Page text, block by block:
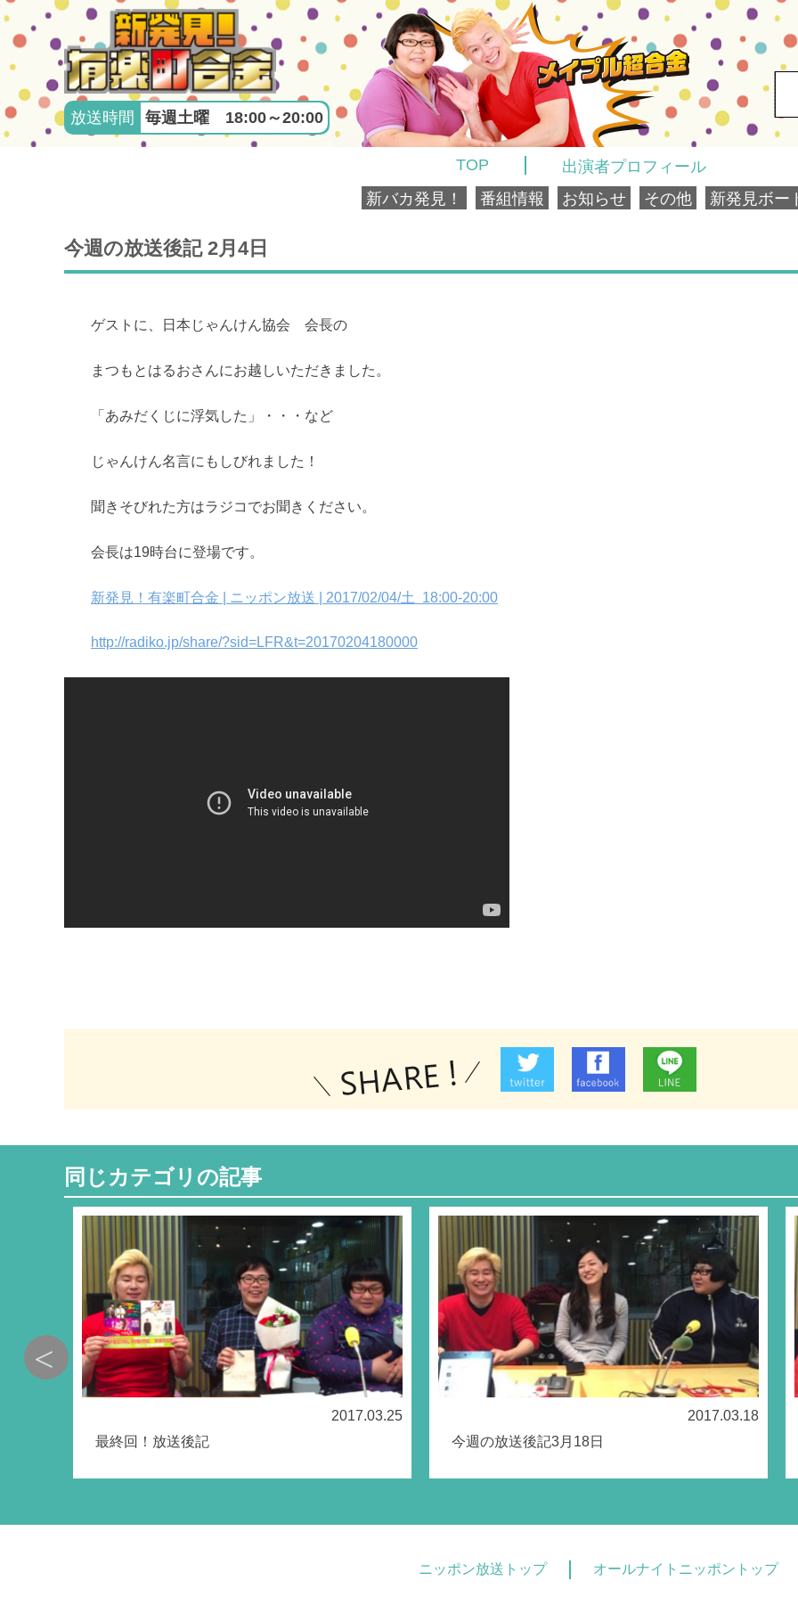
放送時間 毎週土曜 18:00～20:00
TOP
出演者プロフィール
新バカ発見！
番組情報 お知らせ その他 新発見ボー
今週の放送後記 2月4日
ゲストに、日本じゃんけん協会 会長の
まつもとはるおさんにお越しいただきました。
「あみだくじに浮気した」・・・など
じゃんけん名言にもしびれました！
聞きそびれた方はラジコでお聞きください。
会長は19時台に登場です。
新発見！有楽町合金 | ニッポン放送 | 2017/02/04/土 18:00-20:00
http://radiko.jp/share/?sid=LFR&t=20170204180000
同じカテゴリの記事
2017.03.25
最終回！放送後記
2017.03.18
今週の放送後記3月18日
ニッポン放送トップ オールナイトニッポントップ